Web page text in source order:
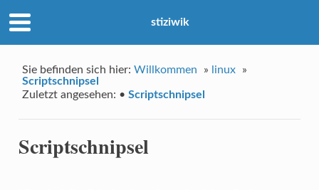
stiziwik
Sie befinden sich hier:Willkommen » linux
»
Scriptschnipsel
Zuletzt angesehen: • Scriptschnipsel
Scriptschnipsel